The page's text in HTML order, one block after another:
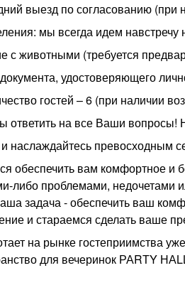
выезд по согласованию (при
мы всегда идем
с животными (требуется
удостоверяющего
гостей – 6 (при наличии
на все Ваши вопросы!
наслаждайтесь превосходным
обеспечить вам комфортное
либо проблемами,
задача - обеспечить ваш
и стараемся сделать ваше
на рынке гостеприимства
для вечеринок РАRТY